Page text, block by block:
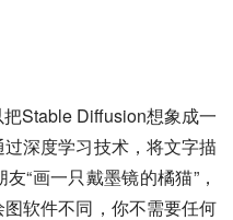
Stable Diffusion想象成一
过深度学习技术，将文字描
“画一只戴墨镜的橘猫”，
软件不同，你不需要任何